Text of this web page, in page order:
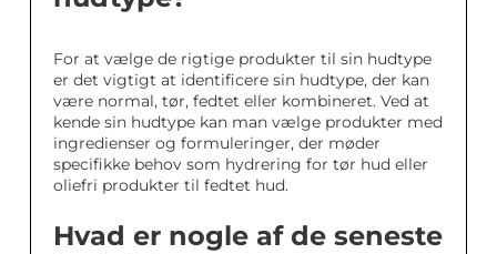
For at vælge de rigtige produkter til sin hudtype
er det vigtigt at identificere sin hudtype, der kan
være normal, tør, fedtet eller kombineret. Ved at
kende sin hudtype kan man vælge produkter med
ingredienser og formuleringer, der møder
specifikke behov som hydrering for tør hud eller
oliefri produkter til fedtet hud.
Hvad er nogle af de seneste